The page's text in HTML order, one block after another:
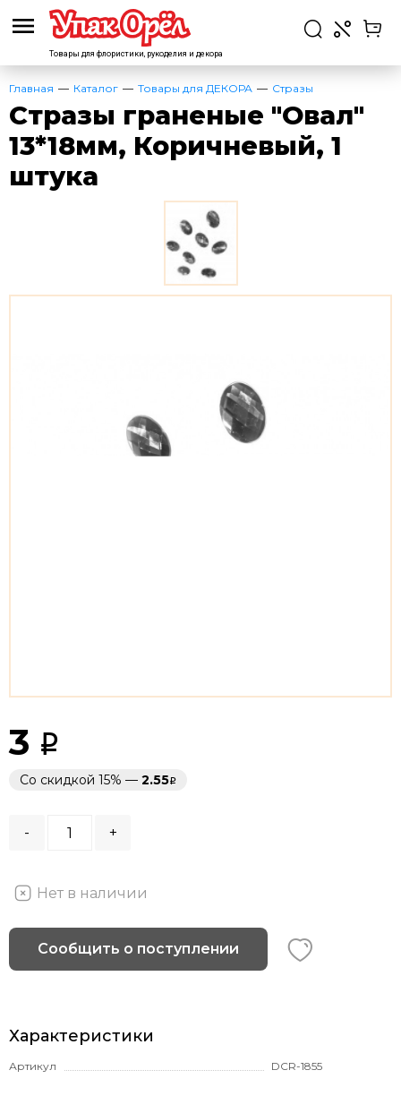
Товары для флористики, рукоделия и декора
Главная Каталог Товары для ДЕКОРА Стразы
Стразы граненые "Овал"
13*18мм, Коричневый, 1
штука
3
Со скидкой 15% — 2.55
- +
Нет в наличии
Сообщить о поступлении
Характеристики
Артикул DCR-1855